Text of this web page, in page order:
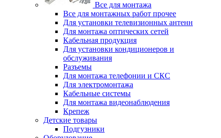
Все для монтажа
Все для монтажных работ прочее
Для установки телевизионных антенн
Для монтажа оптических сетей
Кабельная продукция
Для установки кондиционеров и
обслуживания
Разъемы
Для монтажа телефонии и СКС
Для электромонтажа
Кабельные системы
Для монтажа видеонаблюдения
Крепеж
Детские товары
Подгузники